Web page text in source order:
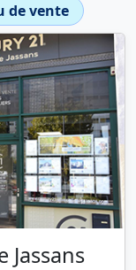
de vente
Jassans